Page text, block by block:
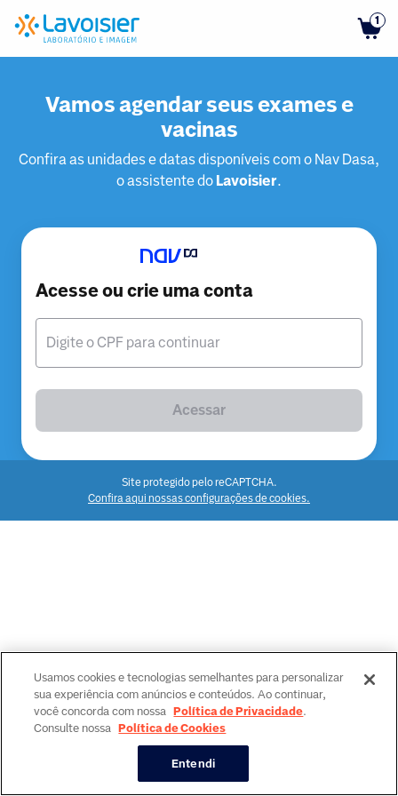
1
Vamos agendar seus exames e
vacinas
Confira as unidades e datas disponíveis com o Nav Dasa,
o assistente do Lavoisier.
Acesse ou crie uma conta
Digite o CPF para continuar
Acessar
Site protegido pelo reCAPTCHA.
Confira aqui nossas configurações de cookies.
Usamos cookies e tecnologias semelhantes para personalizar
sua experiência com anúncios e conteúdos. Ao continuar,
você concorda com nossa Política de Privacidade.
Consulte nossa Política de Cookies
Entendi